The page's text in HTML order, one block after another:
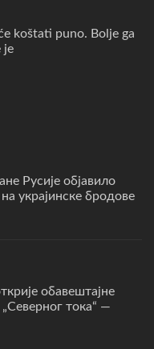
koštati puno. Bolje ga
je
Русије објавило
украјинске бродове
обавештајне
тока“ —